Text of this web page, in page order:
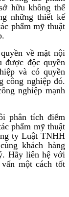
hữu không thể
những thiết kế
phẩm mỹ thuật
về mặt nội
được độc quyền
và có quyền
công nghiệp đó.
nghiệp mạnh
phân tích điểm
phẩm mỹ thuật
ty Luật TNHH
khách hàng
Hãy liên hệ với
một cách tốt